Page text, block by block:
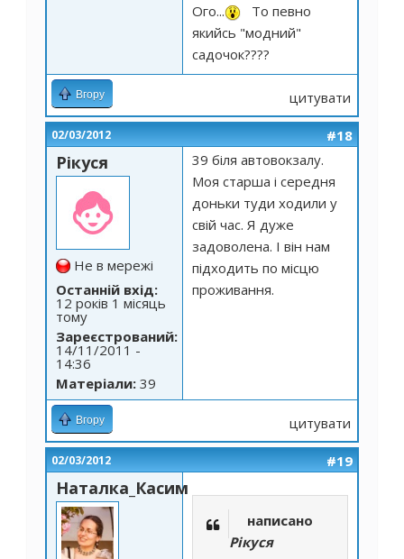
Ого...
То певно
якийсь "модний"
садочок????
Вгору цитувати
02/03/2012 #18
Рікуся
Не в мережі
Останній вхід:
12 років 1 місяць
тому
Зареєстрований:
14/11/2011 -
14:36
Матеріали: 39
39 біля автовокзалу.
Моя старша і середня
доньки туди ходили у
свій час. Я дуже
задоволена. І він нам
підходить по місцю
проживання.
Вгору цитувати
02/03/2012 #19
Наталка_Касим
написано
Рікуся